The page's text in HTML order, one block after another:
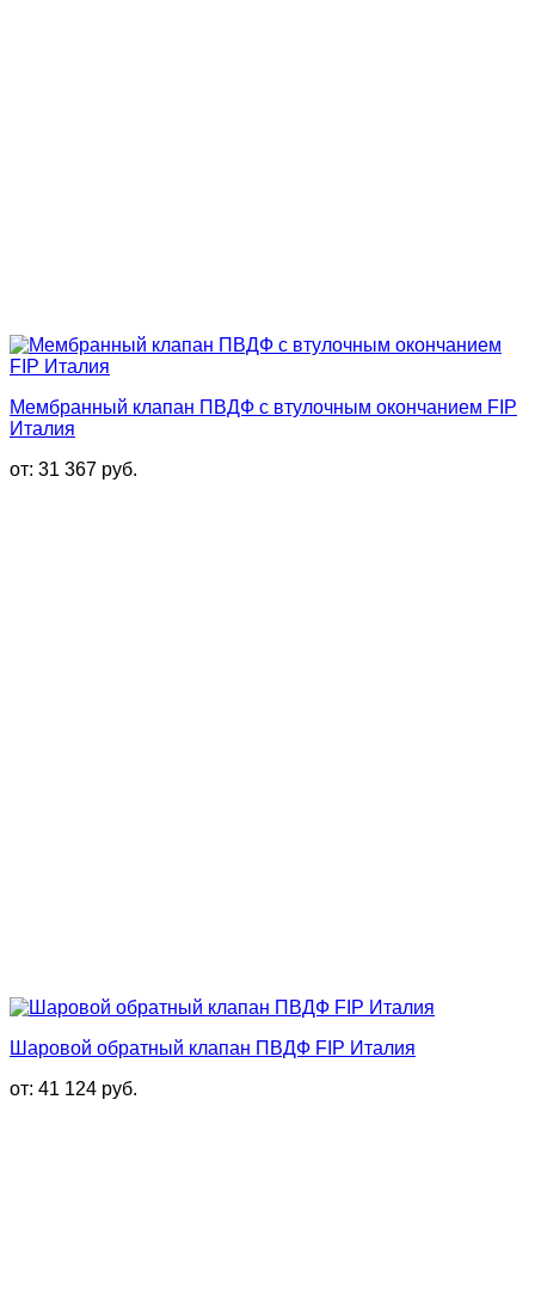
Мембранный клапан ПВДФ с втулочным окончанием FIP
Италия
от: 31 367 руб.
Шаровой обратный клапан ПВДФ FIP Италия
от: 41 124 руб.